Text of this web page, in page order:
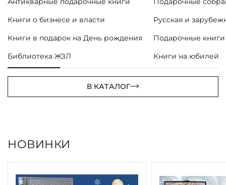
Книги о бизнесе и власти
Книги в подарок на День рождения
Библиотека ЖЗЛ
Русская и
Подарочные
Книги на юбилей
В КАТАЛОГ
НОВИНКИ